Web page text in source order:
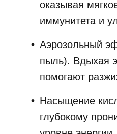
оказывая
иммунитета и
Аэрозольный
пыль). Вдыхая
помогают
Насыщение
глубокому